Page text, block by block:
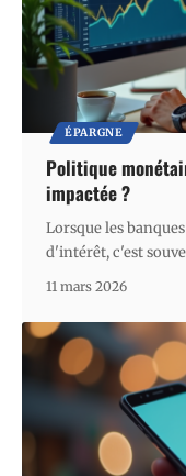
ÉPARGNE
Politique
impactée ?
Lorsque les
d'intérêt, c'est
11 mars 2026